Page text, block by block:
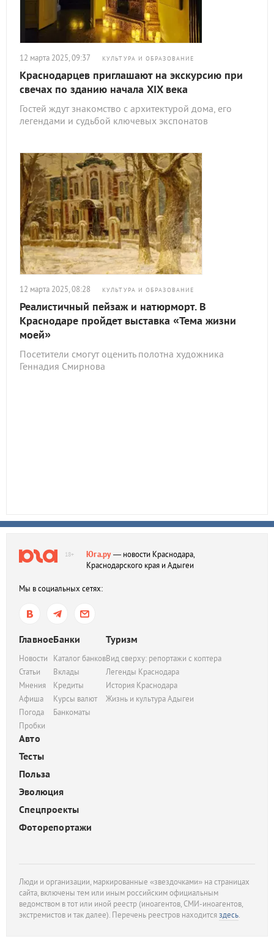
12 марта 2025, 09:37 КУЛЬТУРА И ОБРАЗОВАНИЕ
Краснодарцев приглашают на экскурсию при
свечах по зданию начала XIX века
Гостей ждут знакомство с архитектурой дома, его
легендами и судьбой ключевых экспонатов
12 марта 2025, 08:28 КУЛЬТУРА И ОБРАЗОВАНИЕ
Реалистичный пейзаж и натюрморт. В
Краснодаре пройдет выставка «Тема жизни
моей»
Посетители смогут оценить полотна художника
Геннадия Смирнова
18+ Юга.ру— новости Краснодара,
Краснодарского края и Адыгеи
Мы в социальных сетях:
Главное
Новости
Статьи
Мнения
Афиша
Погода
Пробки
Банки
Каталог банков
Вклады
Кредиты
Курсы валют
Банкоматы
Туризм
Вид сверху: репортажи с коптера
Легенды Краснодара
История Краснодара
Жизнь и культура Адыгеи
Авто
Тесты
Польза
Эволюция
Спецпроекты
Фоторепортажи
Люди и организации, маркированные «звездочками» на страницах
сайта, включены тем или иным российским официальным
ведомством в тот или иной реестр (иноагентов, СМИ-иноагентов,
экстремистов и так далее). Перечень реестров находитсяздесь.